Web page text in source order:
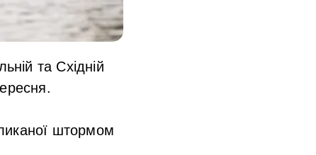
та Східній
штормом